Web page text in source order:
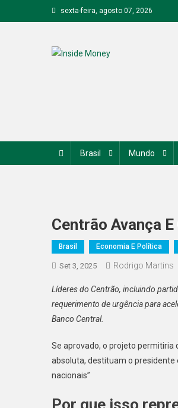
to
sexta-feira, agosto 07, 2026
Brasil Mundo
Centrão Avança
Brasil Economia E Política
Set 3, 2025 Rodrigo Martins
Líderes do Centrão, incluindo
requerimento de urgência para
Banco Central.
Se aprovado, o projeto permitiria
absoluta, destituam o presidente
nacionais”
Por que isso